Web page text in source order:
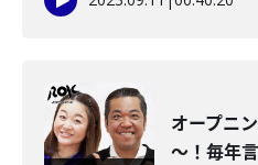
オープニ
～！毎年